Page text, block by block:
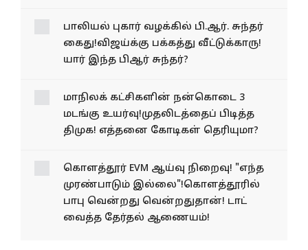
பாலியல் புகார் வழக்கில் பி.ஆர். சுந்தர்
கைது!விஜய்க்கு பக்கத்து வீட்டுக்காரு!
யார் இந்த பிஆர் சுந்தர்?
மாநிலக் கட்சிகளின் நன்கொடை 3
மடங்கு உயர்வு!முதலிடத்தைப் பிடித்த
திமுக! எத்தனை கோடிகள் தெரியுமா?
கொளத்தூர் EVM ஆய்வு நிறைவு! "எந்த
முரண்பாடும் இல்லை"!கொளத்தூரில்
பாபு வென்றது வென்றதுதான்! டாட்
வைத்த தேர்தல் ஆணையம்!